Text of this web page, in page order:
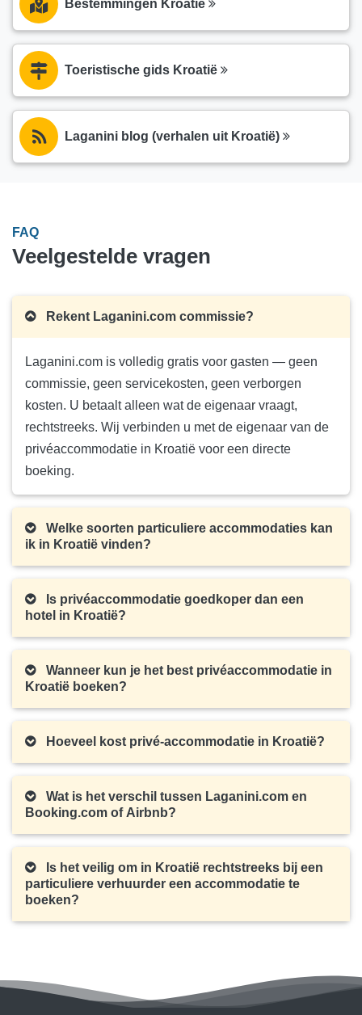
Bestemmingen Kroatië
Toeristische gids Kroatië
Laganini blog (verhalen uit Kroatië)
FAQ
Veelgestelde vragen
Rekent Laganini.com commissie?
Laganini.com is volledig gratis voor gasten — geen
commissie, geen servicekosten, geen verborgen
kosten. U betaalt alleen wat de eigenaar vraagt,
rechtstreeks. Wij verbinden u met de eigenaar van de
privéaccommodatie in Kroatië voor een directe
boeking.
Welke soorten particuliere accommodaties kan
ik in Kroatië vinden?
Is privéaccommodatie goedkoper dan een
hotel in Kroatië?
Wanneer kun je het best privéaccommodatie in
Kroatië boeken?
Hoeveel kost privé-accommodatie in Kroatië?
Wat is het verschil tussen Laganini.com en
Booking.com of Airbnb?
Is het veilig om in Kroatië rechtstreeks bij een
particuliere verhuurder een accommodatie te
boeken?